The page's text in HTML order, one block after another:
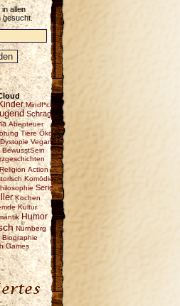
allen
gesucht.
Mindf*ck
Schräg
Abenteuer
Tiere Öko
Dystopie Vegan
BewusstSein
Action
Komödie
Serie
Kochen
Kultur
Humor
Nürnberg
Biographie
Games